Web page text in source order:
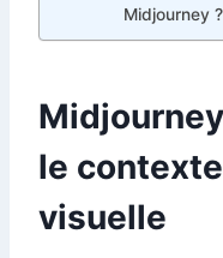
Midjourney ?
le
visuelle